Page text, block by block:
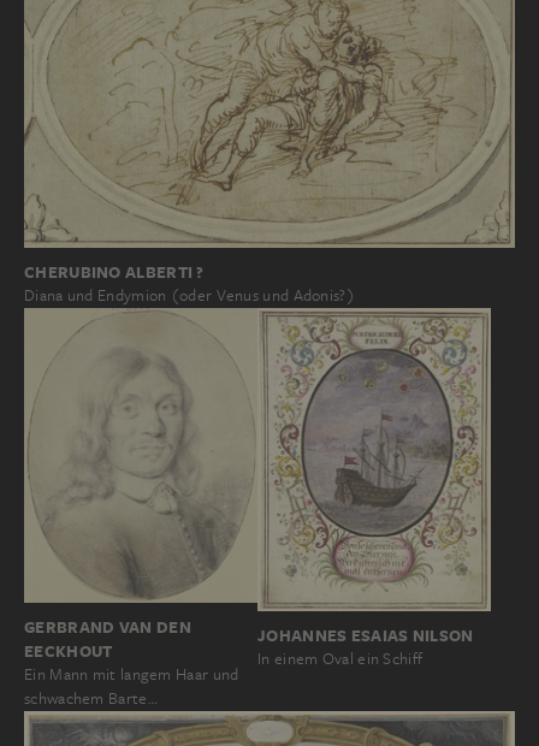
CHERUBINO ALBERTI ?
Diana und Endymion (oder Venus und Adonis?)
GERBRAND VAN DEN
EECKHOUT
Ein Mann mit langem Haar und
schwachem Barte…
JOHANNES ESAIAS NILSON
In einem Oval ein Schiff